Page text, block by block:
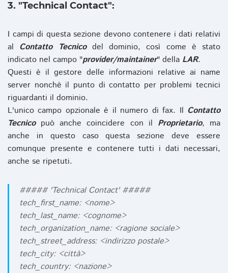
3. "Technical Contact":
I campi di questa sezione devono contenere i dati relativi
al Contatto Tecnicodel dominio, così come è stato
indicato nel campo "provider/maintainer" della LAR.
Questi è il gestore delle informazioni relative ai name
server nonchè il punto di contatto per problemi tecnici
riguardanti il dominio.
L'unico campo opzionale è il numero di fax. Il Contatto
Tecnicopuò anche coincidere con il Proprietario, ma
anche in questo caso questa sezione deve essere
comunque presente e contenere tutti i dati necessari,
anche se ripetuti.
##### 'Technical Contact' #####
tech_first_name: <nome>
tech_last_name: <cognome>
tech_organization_name: <ragione sociale>
tech_street_address: <indirizzo postale>
tech_city: <città>
tech_country: <nazione>